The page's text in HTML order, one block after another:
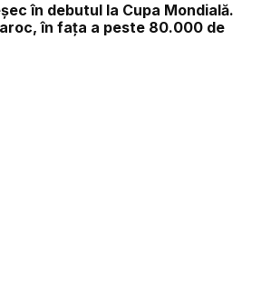
în debutul la Cupa Mondială.
în fața a peste 80.000 de